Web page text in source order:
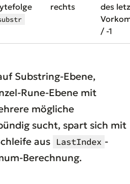
rechts
des
/ -1
Substring-Ebene,
Rune-Ebene mit
mögliche
sucht, spart sich mit
aus LastIndex -
Berechnung.